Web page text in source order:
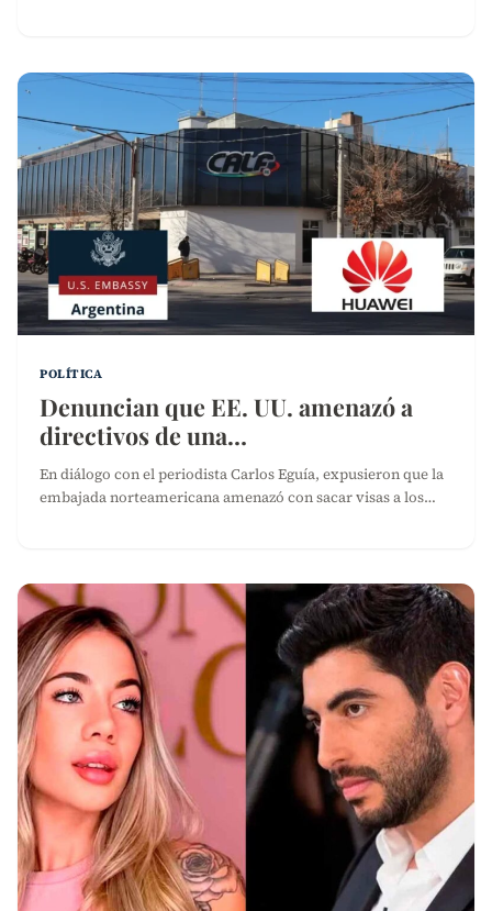
POLÍTICA
Denuncian que EE. UU. amenazó a
directivos de una…
En diálogo con el periodista Carlos Eguía, expusieron que la
embajada norteamericana amenazó con sacar visas a los…